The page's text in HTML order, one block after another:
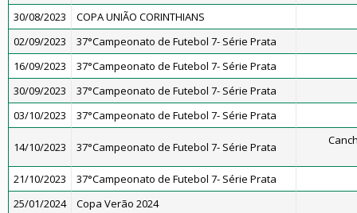
30/08/2023
COPA UNIÃO CORINTHIANS
02/09/2023
37°Campeonato de Futebol 7- Série Prata
16/09/2023
37°Campeonato de Futebol 7- Série Prata
30/09/2023
37°Campeonato de Futebol 7- Série Prata
03/10/2023
37°Campeonato de Futebol 7- Série Prata
14/10/2023 37°Campeonato de Futebol 7- Série Prata
21/10/2023
37°Campeonato de Futebol 7- Série Prata
25/01/2024
Copa Verão 2024